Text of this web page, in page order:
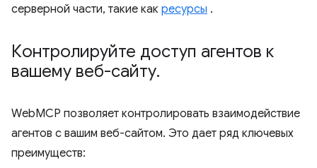
серверной части, такие как ресурсы .
Контролируйте доступ агентов к
вашему веб-сайту.
WebMCP позволяет контролировать взаимодействие
агентов с вашим веб-сайтом. Это дает ряд ключевых
преимуществ: